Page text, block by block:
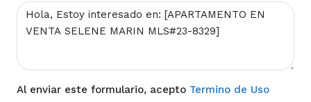
Al enviar este formulario, acepto Termino de Uso